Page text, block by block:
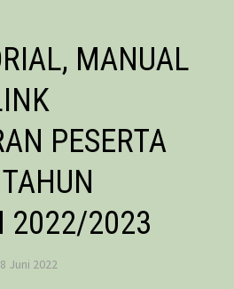
MANUAL
PESERTA
2022/2023
Juni 2022